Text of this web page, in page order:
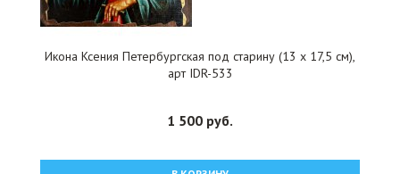
Икона Ксения Петербургская под старину (13 х 17,5 см),
арт IDR-533
1 500 руб.